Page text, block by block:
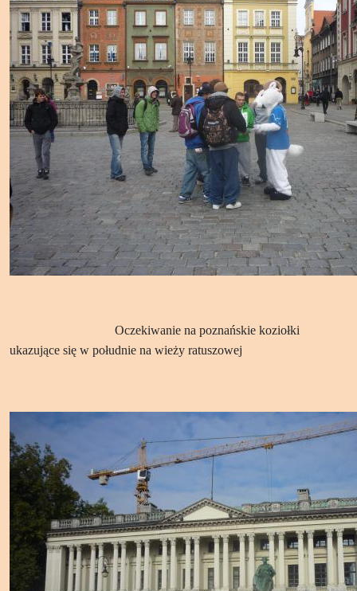
Oczekiwanie na poznańskie koziołki
ukazujące się w południe na wieży ratuszowej